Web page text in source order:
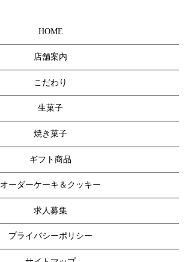
HOME
店舗案内
こだわり
生菓子
焼き菓子
ギフト商品
オーダーケーキ＆クッキー
求人募集
プライバシーポリシー